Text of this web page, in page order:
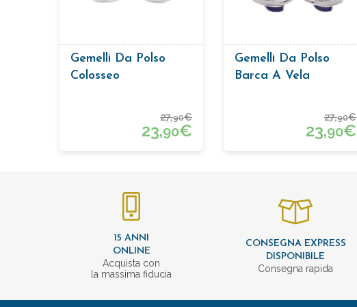
Gemelli Da Polso
Colosseo
27,90€
23,90€
Gemelli Da Polso
Barca A Vela
27,90€
23,90€
15 ANNI
ONLINE
Acquista con
la massima fiducia
CONSEGNA EXPRESS
DISPONIBILE
Consegna rapida